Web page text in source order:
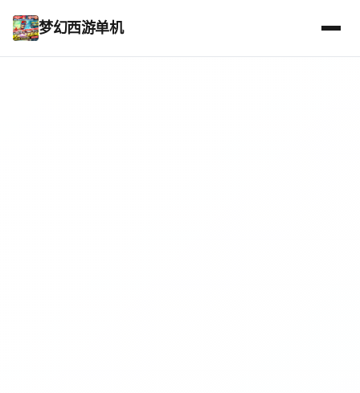
梦幻西游单机